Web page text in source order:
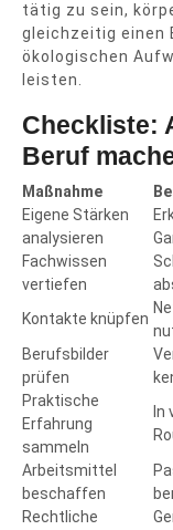
tätig zu sein,
gleichzeitig einen
ökologischen
leisten.
Checkliste:
Beruf
Maßnahme
Eigene Stärken
analysieren
Fachwissen
vertiefen
Kontakte knüpfen
Berufsbilder
prüfen
Praktische
Erfahrung
sammeln
In
Arbeitsmittel
beschaffen
Rechtliche